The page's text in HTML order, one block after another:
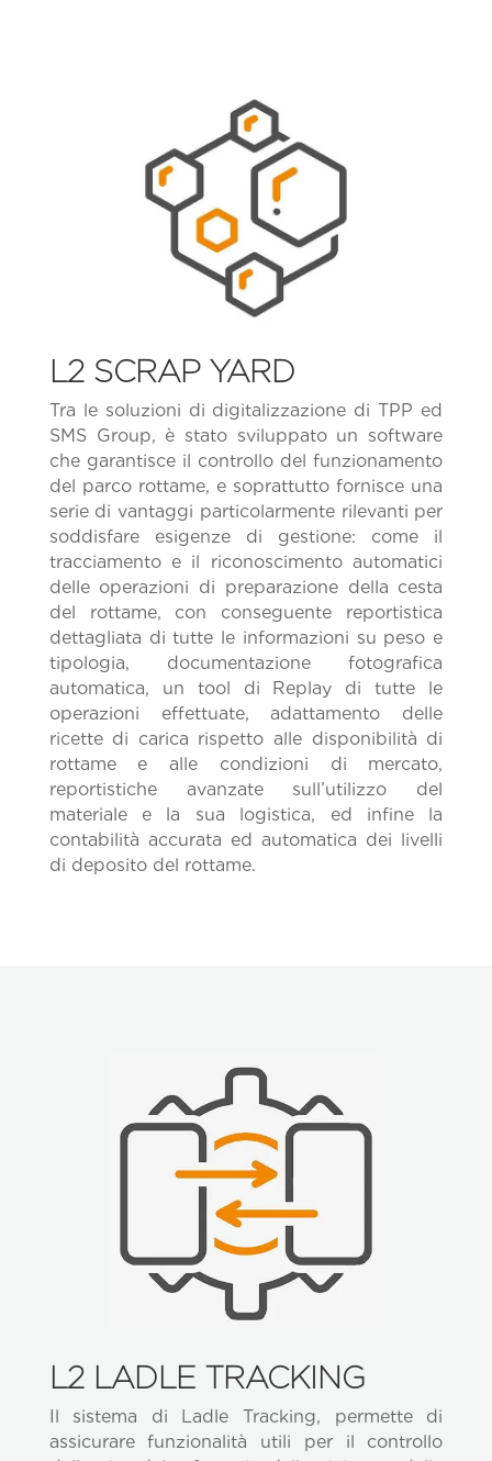
L2 SCRAP YARD
Tra le soluzioni di digitalizzazione di TPP ed
SMS Group, è stato sviluppato un software
che garantisce il controllo del funzionamento
del parco rottame, e soprattutto fornisce una
serie di vantaggi particolarmente rilevanti per
soddisfare esigenze di gestione: come il
tracciamento e il riconoscimento automatici
delle operazioni di preparazione della cesta
del rottame, con conseguente reportistica
dettagliata di tutte le informazioni su peso e
tipologia, documentazione fotografica
automatica, un tool di Replay di tutte le
operazioni effettuate, adattamento delle
ricette di carica rispetto alle disponibilità di
rottame e alle condizioni di mercato,
reportistiche avanzate sull’utilizzo del
materiale e la sua logistica, ed infine la
contabilità accurata ed automatica dei livelli
di deposito del rottame.
L2 LADLE TRACKING
Il sistema di Ladle Tracking, permette di
assicurare funzionalità utili per il controllo